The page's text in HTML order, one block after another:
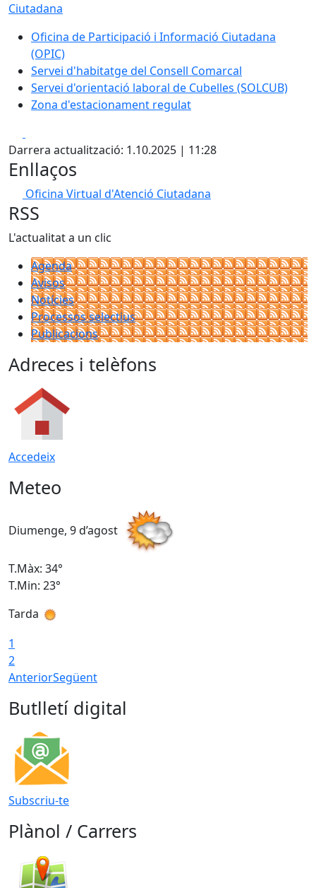
Ciutadana
Oficina de Participació i Informació Ciutadana
(OPIC)
Servei d'habitatge del Consell Comarcal
Servei d'orientació laboral de Cubelles (SOLCUB)
Zona d'estacionament regulat
Darrera actualització: 1.10.2025 | 11:28
Enllaços
Oficina Virtual d'Atenció Ciutadana
RSS
L'actualitat a un clic
Agenda
Avisos
Notícies
Processos selectius
Publicacions
Adreces i telèfons
Accedeix
Meteo
Diumenge, 9 d’agost
T.Màx: 34°
T.Min: 23°
Tarda
1
2
AnteriorSegüent
Butlletí digital
Subscriu-te
Plànol / Carrers